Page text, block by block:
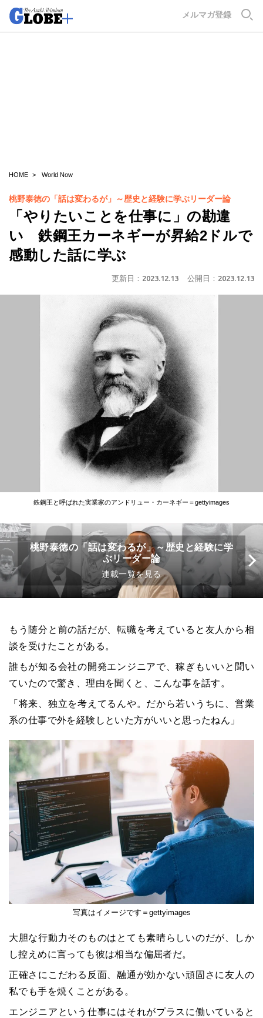
メルマガ登録
HOME World Now
桃野泰徳の「話は変わるが」～歴史と経験に学ぶリーダー論
「やりたいことを仕事に」の勘違
い 鉄鋼王カーネギーが昇給2ドルで
感動した話に学ぶ
更新日： 2023.12.13 公開日： 2023.12.13
鉄鋼王と呼ばれた実業家のアンドリュー・カーネギー＝gettyimages
桃野泰徳の「話は変わるが」～歴史と経験に学
ぶリーダー論
連載一覧を見る
もう随分と前の話だが、転職を考えていると友人から相
談を受けたことがある。
誰もが知る会社の開発エンジニアで、稼ぎもいいと聞い
ていたので驚き、理由を聞くと、こんな事を話す。
「将来、独立を考えてるんや。だから若いうちに、営業
系の仕事で外を経験しといた方がいいと思ったねん」
写真はイメージです＝gettyimages
大胆な行動力そのものはとても素晴らしいのだが、しか
し控えめに言っても彼は相当な偏屈者だ。
正確さにこだわる反面、融通が効かない頑固さに友人の
私でも手を焼くことがある。
エンジニアという仕事にはそれがプラスに働いていると